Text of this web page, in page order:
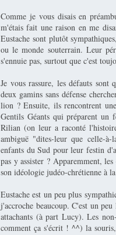
Comme je vous disais en
m'étais fait une raison en me
Eustache sont plutôt
ou le monde souterrain. Leur
s'ennuie pas, surtout que c'est
Je vous rassure, les défauts
deux gamins sans défense
lion ? Ensuite, ils rencontrent
Gentils Géants qui préparent
Rilian (on leur a raconté
ambiguë "dites-leur que celle-
enfants du Sud pour leur festin
pas y assister ? Apparemment,
son idéologie judéo-chrétienne à
Eustache est un peu plus
j'accroche beaucoup. C'est un
attachants (à part Lucy). Les
comment ça s'écrit ! ^^) la